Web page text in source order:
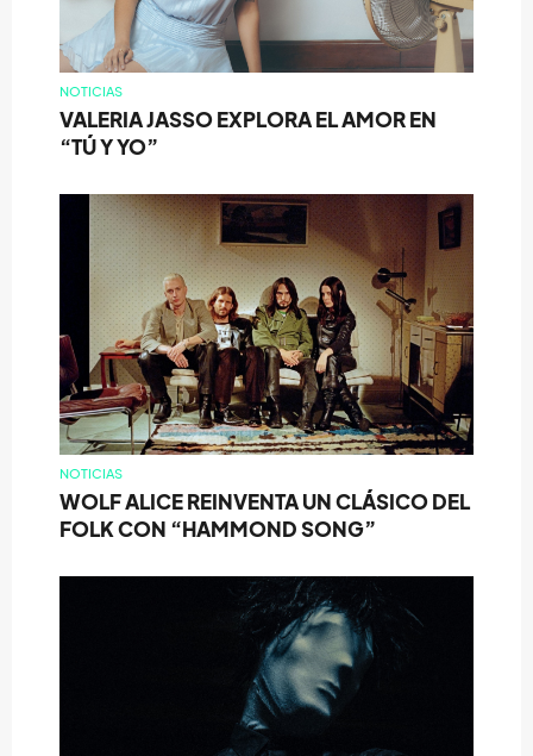
NOTICIAS
VALERIA JASSO EXPLORA EL AMOR EN
“TÚ Y YO”
NOTICIAS
WOLF ALICE REINVENTA UN CLÁSICO DEL
FOLK CON “HAMMOND SONG”